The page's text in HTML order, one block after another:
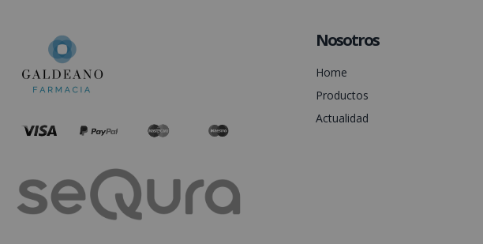
Nosotros
Home
Productos
Actualidad